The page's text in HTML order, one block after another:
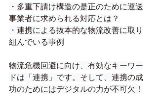
・多重下請け構造の是正のために運送
事業者に求められる対応とは？
・連携による抜本的な物流改善に取り
組んでいる事例
物流危機回避に向け、有効なキーワー
ドは「連携」です。そして、連携の成
功のためにはデジタルの力が不可欠！